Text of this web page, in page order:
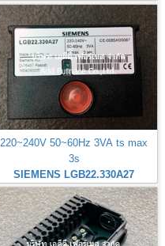
220~240V 50~60Hz 3VA ts max
3s
SIEMENS LGB22.330A27